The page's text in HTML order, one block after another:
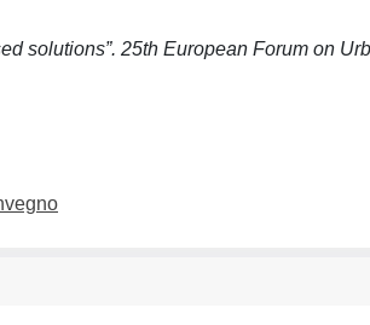
solutions”. 25th European Forum on